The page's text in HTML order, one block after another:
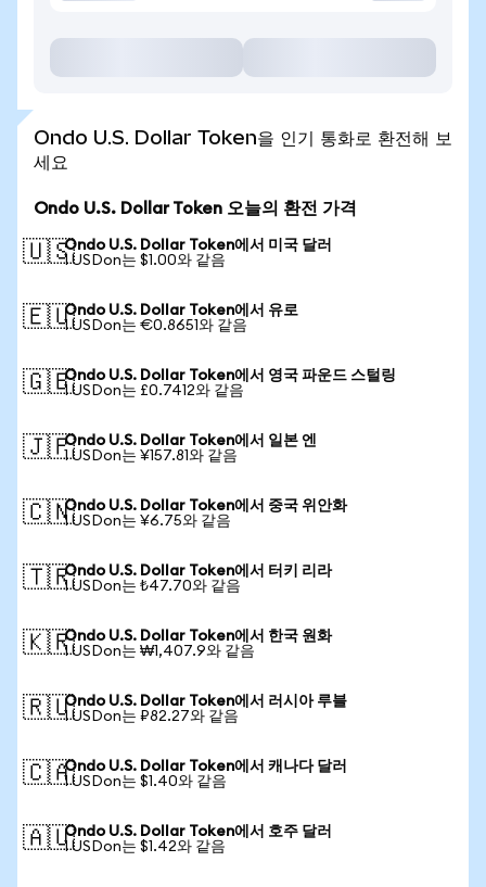
Ondo U.S. Dollar Token을 인기 통화로 환전해 보
세요
Ondo U.S. Dollar Token 오늘의 환전 가격
🇺🇸Ondo U.S. Dollar Token에서 미국 달러
1 USDon는 $1.00와 같음
🇪🇺Ondo U.S. Dollar Token에서 유로
1 USDon는 €0.8651와 같음
🇬🇧Ondo U.S. Dollar Token에서 영국 파운드 스털링
1 USDon는 £0.7412와 같음
🇯🇵Ondo U.S. Dollar Token에서 일본 엔
1 USDon는 ¥157.81와 같음
🇨🇳Ondo U.S. Dollar Token에서 중국 위안화
1 USDon는 ¥6.75와 같음
🇹🇷Ondo U.S. Dollar Token에서 터키 리라
1 USDon는 ₺47.70와 같음
🇰🇷Ondo U.S. Dollar Token에서 한국 원화
1 USDon는 ₩1,407.9와 같음
🇷🇺Ondo U.S. Dollar Token에서 러시아 루블
1 USDon는 ₽82.27와 같음
🇨🇦Ondo U.S. Dollar Token에서 캐나다 달러
1 USDon는 $1.40와 같음
🇦🇺Ondo U.S. Dollar Token에서 호주 달러
1 USDon는 $1.42와 같음